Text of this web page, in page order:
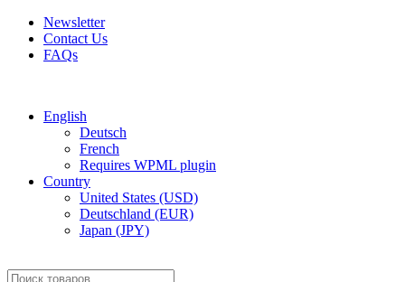
Newsletter
Contact Us
FAQs
English
Deutsch
French
Requires WPML plugin
Country
United States (USD)
Deutschland (EUR)
Japan (JPY)